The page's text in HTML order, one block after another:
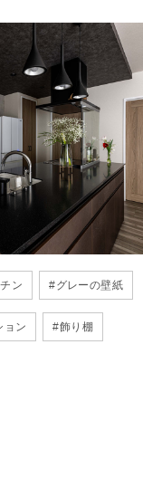
ン #グレーの壁紙
ョン #飾り棚